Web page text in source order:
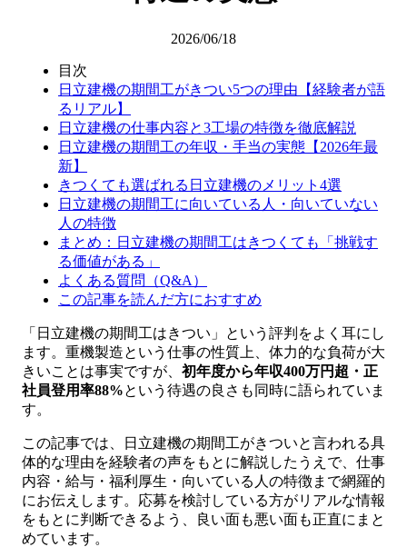
2026/06/18
目次
日立建機の期間工がきつい5つの理由【経験者が語
るリアル】
日立建機の仕事内容と3工場の特徴を徹底解説
日立建機の期間工の年収・手当の実態【2026年最
新】
きつくても選ばれる日立建機のメリット4選
日立建機の期間工に向いている人・向いていない
人の特徴
まとめ：日立建機の期間工はきつくても「挑戦す
る価値がある」
よくある質問（Q&A）
この記事を読んだ方におすすめ
「日立建機の期間工はきつい」という評判をよく耳にし
ます。重機製造という仕事の性質上、体力的な負荷が大
きいことは事実ですが、 初年度から年収400万円超・正
社員登用率88%という待遇の良さも同時に語られていま
す。
この記事では、日立建機の期間工がきついと言われる具
体的な理由を経験者の声をもとに解説したうえで、仕事
内容・給与・福利厚生・向いている人の特徴まで網羅的
にお伝えします。応募を検討している方がリアルな情報
をもとに判断できるよう、良い面も悪い面も正直にまと
めています。